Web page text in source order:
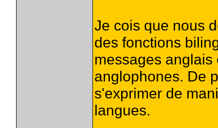
Je cois que nous
des fonctions
messages
anglophones. De
s'exprimer de
langues.